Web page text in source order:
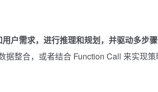
用户需求，进行推理和规划，并驱动多步
据整合，或者结合 Function Call 来实现